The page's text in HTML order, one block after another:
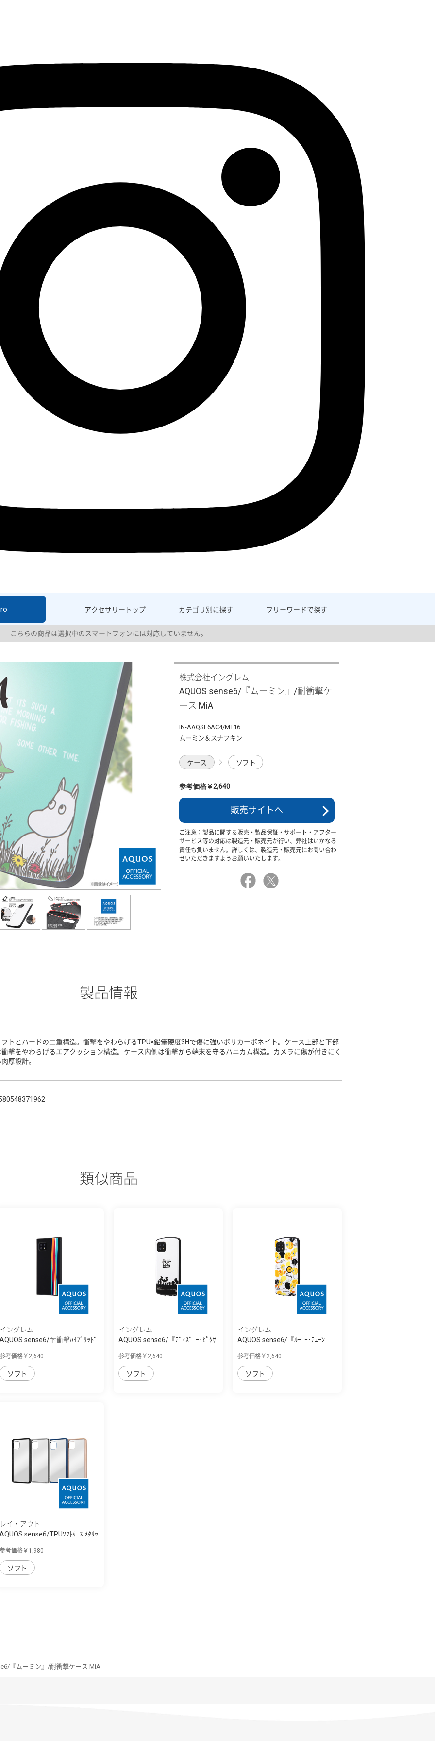
アクセサリー トップ カテゴリ別に探す フリーワードで探す
こちらの商品は選択中のスマートフォンには対応していません。
株式会社イングレム
AQUOS sense6/『ムーミン』/耐衝撃ケ
ース MiA
IN-AAQSE6AC4/MT16
ムーミン＆スナフキン
ケース ソフト
参考価格￥2,640
販売サイトへ
ご注意：製品に関する販売・製品保証・サポート・アフター
サービス等の対応は製造元・販売元が行い、弊社はいかなる
責任も負いません。詳しくは、製造元・販売元にお問い合わ
せいただきますようお願いいたします。
製品情報
フトとハードの二重構造。衝撃をやわらげるTPU×鉛筆硬度3Hで傷に強いポリカーボネイト。ケース上部と下部
衝撃をやわらげるエアクッション構造。ケース内側は衝撃から端末を守るハニカム構造。カメラに傷が付きにく
厚設計。
類似商品
イングレム
AQUOS sense6/耐衝撃ﾊｲﾌﾞﾘｯﾄﾞ
参考価格￥2,640
ソフト
イングレム
AQUOS sense6/『ﾃﾞｨｽﾞﾆｰ･ﾋﾟｸｻ
参考価格￥2,640
ソフト
イングレム
AQUOS sense6/『ﾙｰﾆｰ･ﾃｭｰﾝ
参考価格￥2,640
ソフト
レイ・アウト
AQUOS sense6/TPUｿﾌﾄｹｰｽ ﾒﾀﾘｯ
参考価格￥1,980
ソフト
『ムーミン』/耐衝撃ケース MiA